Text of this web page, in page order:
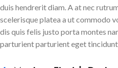
duis hendrerit diam. A at nec
scelerisque platea a ut commodo
dis quis felis justo porta montes
parturient parturient eget tincidunt.